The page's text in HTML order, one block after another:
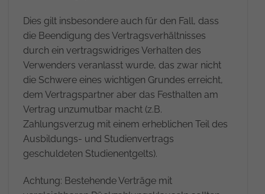
Dies gilt insbesondere auch für den Fall, dass
die Beendigung des Vertragsverhältnisses
durch ein vertragswidriges Verhalten des
Verwenders veranlasst wurde, das zwar nicht
die Schwere eines wichtigen Grundes erreicht,
dem Vertragspartner aber das Festhalten am
Vertrag unzumutbar macht (z.B.
Zahlungsverzug mit einem erheblichen Teil des
Ausbildungs- und Studienvertrags
geschuldeten Studienentgelts).
Achtung: Bestehende Verträge mit